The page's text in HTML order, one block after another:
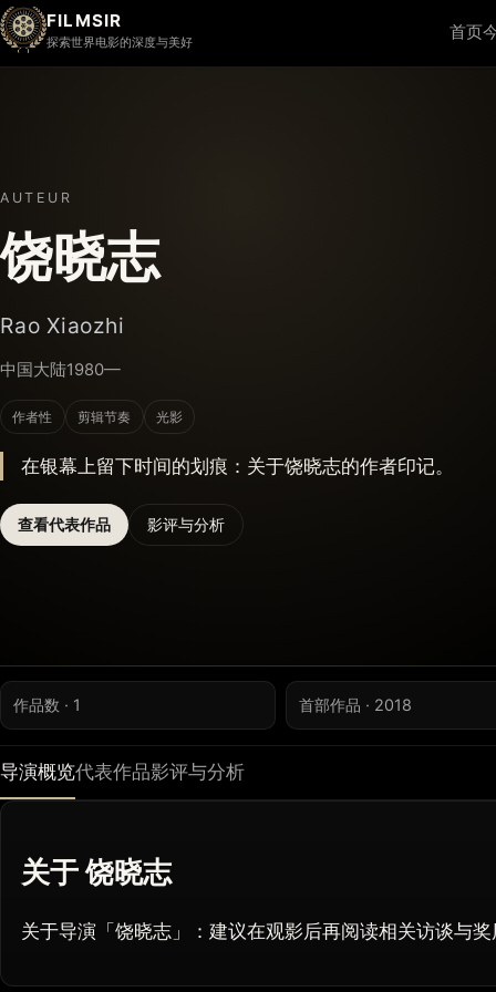
FILMSIR
探索世界电影的深度与美好 首页
AUTEUR
饶晓志
Rao Xiaozhi
中国大陆1980—
作者性 剪辑节奏 光影
在银幕上留下时间的划痕：关于饶晓志的作者印记。
查看代表作品 影评与分析
作品数 · 1 首部作品 · 2018
导演概览代表作品影评与分析
关于 饶晓志
关于导演「饶晓志」：建议在观影后再阅读相关访谈与